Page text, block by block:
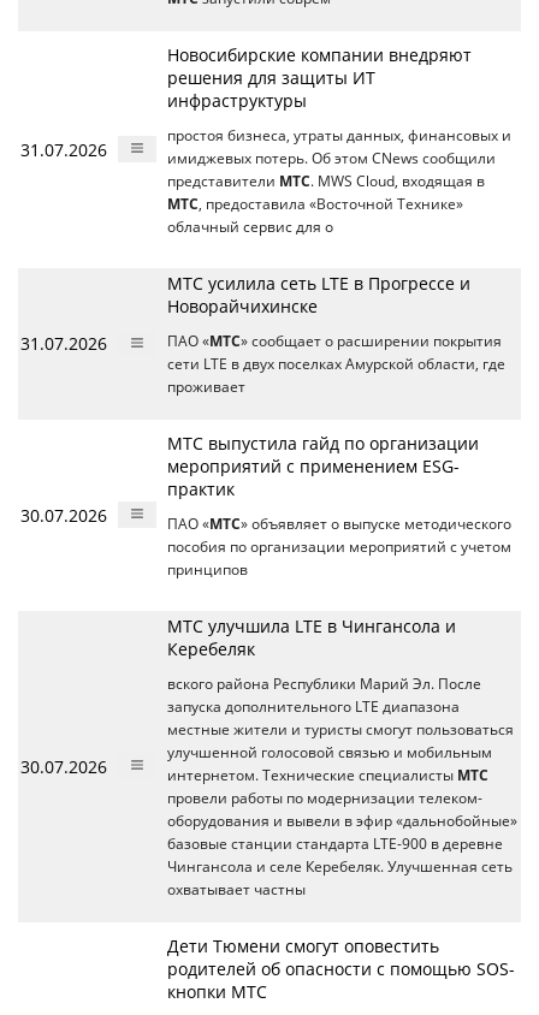
31.07.2026
Новосибирские компании внедряют
решения для защиты ИТ
инфраструктуры
простоя бизнеса, утраты данных, финансовых и
имиджевых потерь. Об этом CNews сообщили
представители МТС. MWS Cloud, входящая в
МТС , предоставила «Восточной Технике»
облачный сервис для о
31.07.2026
МТС усилила сеть LTE в Прогрессе и
Новорайчихинске
ПАО «МТС» сообщает о расширении покрытия
сети LTE в двух поселках Амурской области, где
проживает
30.07.2026
МТС выпустила гайд по организации
мероприятий с применением ESG-
практик
ПАО «МТС» объявляет о выпуске методического
пособия по организации мероприятий с учетом
принципов
30.07.2026
МТС улучшила LTE в Чингансола и
Керебеляк
вского района Республики Марий Эл. После
запуска дополнительного LTE диапазона
местные жители и туристы смогут пользоваться
улучшенной голосовой связью и мобильным
интернетом. Технические специалисты МТС
провели работы по модернизации телеком-
оборудования и вывели в эфир «дальнобойные»
базовые станции стандарта LTE-900 в деревне
Чингансола и селе Керебеляк. Улучшенная сеть
охватывает частны
Дети Тюмени смогут оповестить
родителей об опасности с помощью SOS-
кнопки МТС